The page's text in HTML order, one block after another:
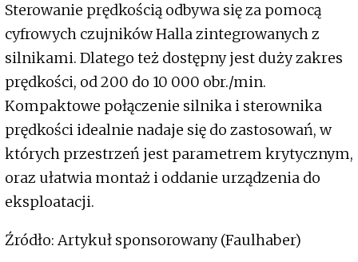
Sterowanie prędkością odbywa się za pomocą
cyfrowych czujników Halla zintegrowanych z
silnikami. Dlatego też dostępny jest duży zakres
prędkości, od 200 do 10 000 obr./min.
Kompaktowe połączenie silnika i sterownika
prędkości idealnie nadaje się do zastosowań, w
których przestrzeń jest parametrem krytycznym,
oraz ułatwia montaż i oddanie urządzenia do
eksploatacji.
Źródło: Artykuł sponsorowany (Faulhaber)